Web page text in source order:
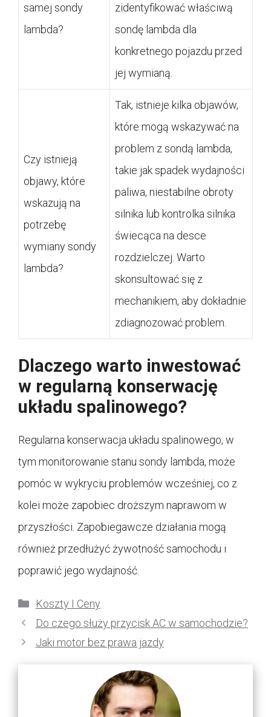
samej sondy
lambda?
zidentyfikować właściwą
sondę lambda dla
konkretnego pojazdu przed
jej wymianą.
Czy istnieją
objawy, które
wskazują na
potrzebę
wymiany sondy
lambda?
Tak, istnieje kilka objawów,
które mogą wskazywać na
problem z sondą lambda,
takie jak spadek wydajności
paliwa, niestabilne obroty
silnika lub kontrolka silnika
świecąca na desce
rozdzielczej. Warto
skonsultować się z
mechanikiem, aby dokładnie
zdiagnozować problem.
Dlaczego warto inwestować
w regularną konserwację
układu spalinowego?
Regularna konserwacja układu spalinowego, w
tym monitorowanie stanu sondy lambda, może
pomóc w wykryciu problemów wcześniej, co z
kolei może zapobiec droższym naprawom w
przyszłości. Zapobiegawcze działania mogą
również przedłużyć żywotność samochodu i
poprawić jego wydajność.
Kategorie
Koszty I Ceny
Do czego służy przycisk AC w samochodzie?
Jaki motor bez prawa jazdy